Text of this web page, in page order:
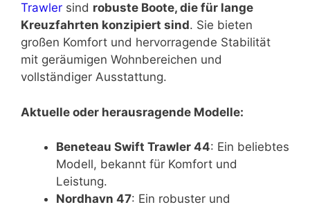
Trawler sind robuste Boote, die für lange
Kreuzfahrten konzipiert sind. Sie bieten
großen Komfort und hervorragende Stabilität
mit geräumigen Wohnbereichen und
vollständiger Ausstattung.
Aktuelle oder herausragende Modelle:
Beneteau Swift Trawler 44: Ein beliebtes
Modell, bekannt für Komfort und
Leistung.
Nordhavn 47: Ein robuster und